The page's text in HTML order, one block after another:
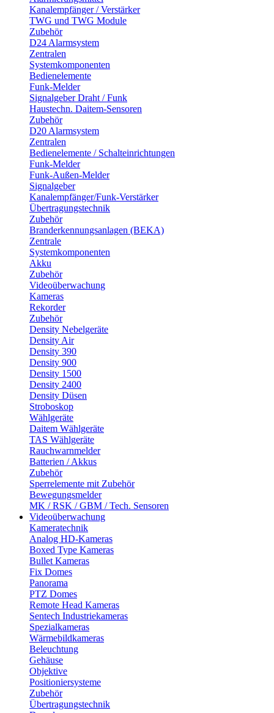
Kanalempfänger / Verstärker
TWG und TWG Module
Zubehör
D24 Alarmsystem
Zentralen
Systemkomponenten
Bedienelemente
Funk-Melder
Signalgeber Draht / Funk
Haustechn. Daitem-Sensoren
Zubehör
D20 Alarmsystem
Zentralen
Bedienelemente / Schalteinrichtungen
Funk-Melder
Funk-Außen-Melder
Signalgeber
Kanalempfänger/Funk-Verstärker
Übertragungstechnik
Zubehör
Branderkennungsanlagen (BEKA)
Zentrale
Systemkomponenten
Akku
Zubehör
Videoüberwachung
Kameras
Rekorder
Zubehör
Density Nebelgeräte
Density Air
Density 390
Density 900
Density 1500
Density 2400
Density Düsen
Stroboskop
Wählgeräte
Daitem Wählgeräte
TAS Wählgeräte
Rauchwarnmelder
Batterien / Akkus
Zubehör
Sperrelemente mit Zubehör
Bewegungsmelder
MK / RSK / GBM / Tech. Sensoren
Videoüberwachung
Kameratechnik
Analog HD-Kameras
Boxed Type Kameras
Bullet Kameras
Fix Domes
Panorama
PTZ Domes
Remote Head Kameras
Sentech Industriekameras
Spezialkameras
Wärmebildkameras
Beleuchtung
Gehäuse
Objektive
Positioniersysteme
Zubehör
Übertragungstechnik